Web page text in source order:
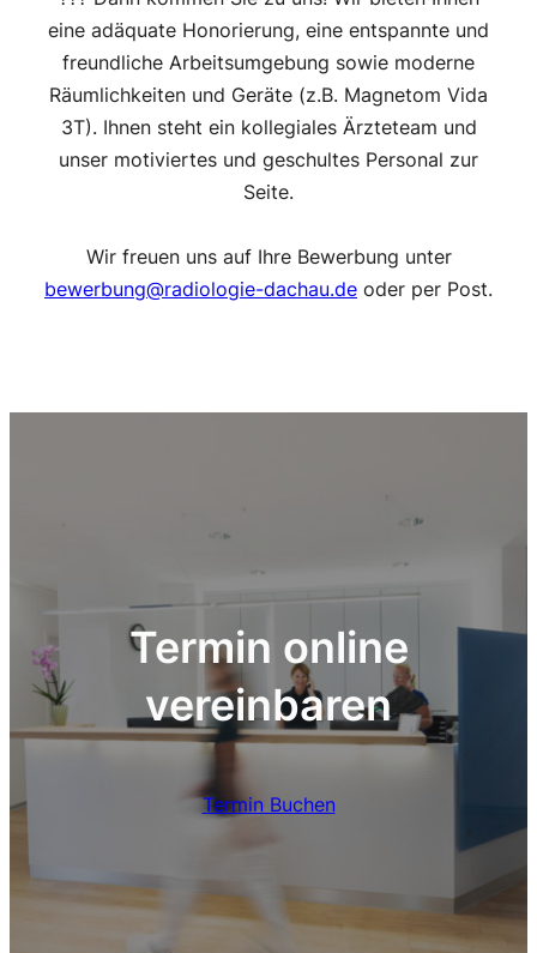
eine adäquate Honorierung, eine entspannte und
freundliche Arbeitsumgebung sowie moderne
Räumlichkeiten und Geräte (z.B. Magnetom Vida
3T). Ihnen steht ein kollegiales Ärzteteam und
unser motiviertes und geschultes Personal zur
Seite.
Wir freuen uns auf Ihre Bewerbung unter
bewerbung@radiologie-dachau.de oder per Post.
Termin online
vereinbaren
Termin Buchen